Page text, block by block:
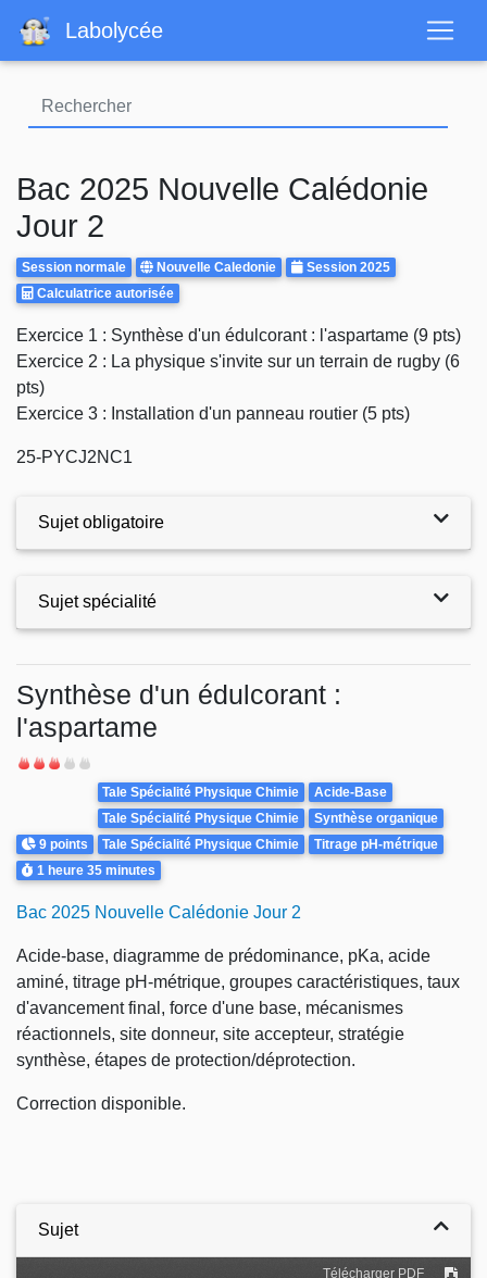
contenu
Labolycée
Bac 2025 Nouvelle Calédonie
Jour 2
Rattrapages
Session normale
Centre
d'examen
Nouvelle Caledonie Annee
Session 2025
Calculatrice
Calculatrice autorisée
Body
Exercice 1 : Synthèse d'un édulcorant : l'aspartame (9 pts)
Exercice 2 : La physique s'invite sur un terrain de rugby (6
pts)
Exercice 3 : Installation d'un panneau routier (5 pts)
25-PYCJ2NC1
Sujet obligatoire
Sujet spécialité
Synthèse d'un édulcorant :
l'aspartame
Difficulté
Points
9 points
Theme
Tale Spécialité Physique Chimie
Acide-Base
Tale Spécialité Physique Chimie
Synthèse organique
Tale Spécialité Physique Chimie
Titrage pH-métrique
Durée
1 heure 35 minutes
Bac 2025 Nouvelle Calédonie Jour 2
Acide-base, diagramme de prédominance, pKa, acide
aminé, titrage pH-métrique, groupes caractéristiques, taux
d'avancement final, force d'une base, mécanismes
réactionnels, site donneur, site accepteur, stratégie
synthèse, étapes de protection/déprotection.
Correction disponible.
Sujet